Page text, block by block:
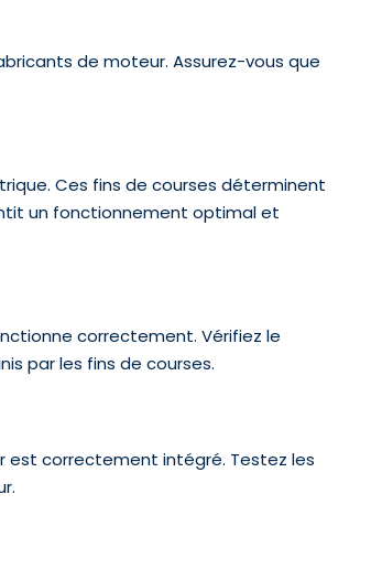
de moteur. Assurez-vous que
Ces fins de courses déterminent
un fonctionnement optimal et
correctement. Vérifiez le
par les fins de courses.
est correctement intégré. Testez les